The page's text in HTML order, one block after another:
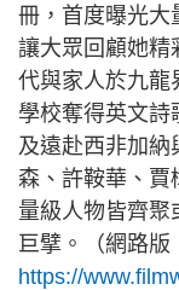
冊，首度曝光大
讓大眾回顧她精
代與家人於九龍
學校奪得英文詩
及遠赴西非加納
森、許鞍華、賈
量級人物皆齊聚
巨擘。（網路版
https://